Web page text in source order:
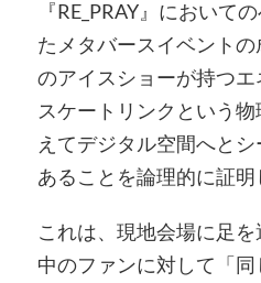
『RE_PRAY』において
たメタバースイベント
のアイスショーが持つ
スケートリンクという
えてデジタル空間へと
あることを論理的に証明
これは、現地会場に足
中のファンに対して「